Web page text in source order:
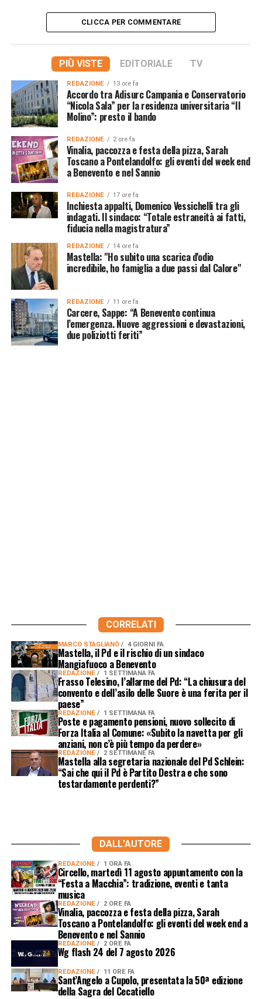
CLICCA PER COMMENTARE
PIÙ VISTE EDITORIALE TV
REDAZIONE 13 ore fa
Accordo tra Adisurc Campania e Conservatorio
“Nicola Sala” per la residenza universitaria “Il
Molino”: presto il bando
REDAZIONE 2 ore fa
Vinalia, paccozza e festa della pizza, Sarah
Toscano a Pontelandolfo: gli eventi del week end
a Benevento e nel Sannio
REDAZIONE 17 ore fa
Inchiesta appalti, Domenico Vessichelli tra gli
indagati. Il sindaco: “Totale estraneità ai fatti,
fiducia nella magistratura”
REDAZIONE 14 ore fa
Mastella: "Ho subito una scarica d'odio
incredibile, ho famiglia a due passi dal Calore"
REDAZIONE 11 ore fa
Carcere, Sappe: “A Benevento continua
l’emergenza. Nuove aggressioni e devastazioni,
due poliziotti feriti”
CORRELATI
MARCO STAGLIANÒ 4 GIORNI FA
Mastella, il Pd e il rischio di un sindaco
Mangiafuoco a Benevento
REDAZIONE 1 SETTIMANA FA
Frasso Telesino, l’allarme del Pd: “La chiusura del
convento e dell’asilo delle Suore è una ferita per il
paese”
REDAZIONE 1 SETTIMANA FA
Poste e pagamento pensioni, nuovo sollecito di
Forza Italia al Comune: «Subito la navetta per gli
anziani, non c’è più tempo da perdere»
REDAZIONE 2 SETTIMANE FA
Mastella alla segretaria nazionale del Pd Schlein:
“Sai che qui il Pd è Partito Destra e che sono
testardamente perdenti?”
DALL'AUTORE
REDAZIONE 1 ORA FA
Circello, martedì 11 agosto appuntamento con la
“Festa a Macchia”: tradizione, eventi e tanta
musica
REDAZIONE 2 ORE FA
Vinalia, paccozza e festa della pizza, Sarah
Toscano a Pontelandolfo: gli eventi del week end a
Benevento e nel Sannio
REDAZIONE 2 ORE FA
Wg flash 24 del 7 agosto 2026
REDAZIONE 11 ORE FA
Sant’Angelo a Cupolo, presentata la 50ª edizione
della Sagra del Cecatiello